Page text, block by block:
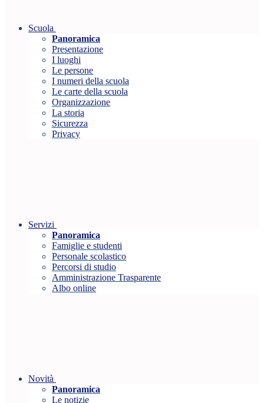
Scuola
Panoramica
Presentazione
I luoghi
Le persone
I numeri della scuola
Le carte della scuola
Organizzazione
La storia
Sicurezza
Privacy
Servizi
Panoramica
Famiglie e studenti
Personale scolastico
Percorsi di studio
Amministrazione Trasparente
Albo online
Novità
Panoramica
Le notizie